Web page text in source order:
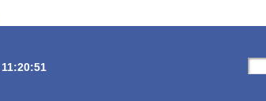
11:20:51